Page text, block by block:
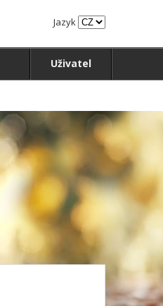
Jazyk
Uživatel